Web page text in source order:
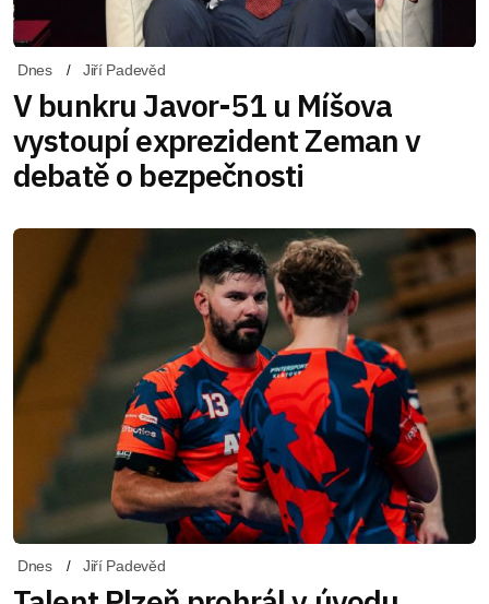
Dnes Jiří Padevěd
V bunkru Javor-51 u Míšova
vystoupí exprezident Zeman v
debatě o bezpečnosti
Dnes Jiří Padevěd